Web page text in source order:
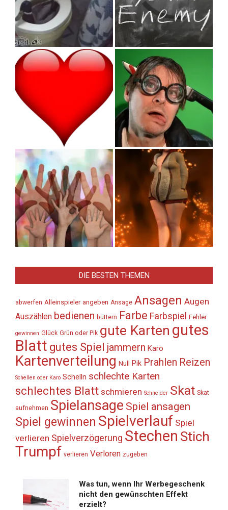
DIE BESTEN THEMEN
abwerfen Alleinspieler angeben Ansage Ansagen Augen
Auszählen bedienen buttern Farbe Farbspiel Fehler
gewinnen Glück Grün oder Pik gute Karten gutes
Blatt gutes Spiel jammern Karo
Kartenverteilung Null Pik Prahlen Reizen
Schellen oder Karo Schelln schlechte Karten
schlechtes Blatt schmieren Schneider Skat Skat
aufnehmen Spielansage Spiel ansagen
Spiel gewinnen Spielverlauf Spiel
verlieren Spielverzögerung Stechen Stich
Trumpf verlieren Verloren zugeben
Was tun, wenn Ihr Werbegeschenk
nicht den gewünschten Effekt
erzielt?